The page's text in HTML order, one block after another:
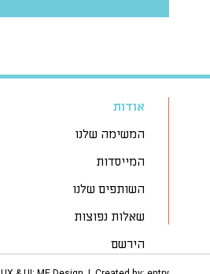
אודות
המשימה שלנו
המייסדות
השותפים שלנו
שאלות נפוצות
הירשם